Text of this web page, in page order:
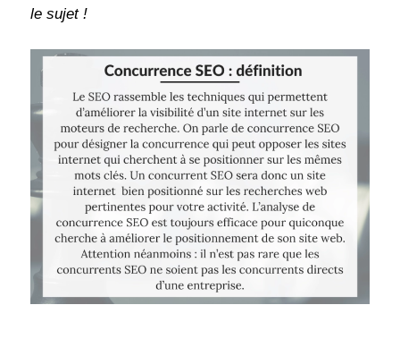
le sujet !